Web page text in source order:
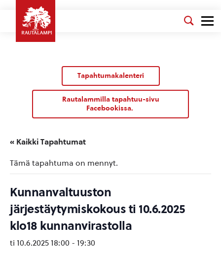
Tapahtumakalenteri
Rautalammilla tapahtuu-sivu
Facebookissa.
« Kaikki Tapahtumat
Tämä tapahtuma on mennyt.
Kunnanvaltuuston
järjestäytymiskokous ti 10.6.2025
klo18 kunnanvirastolla
ti 10.6.2025 18:00 - 19:30